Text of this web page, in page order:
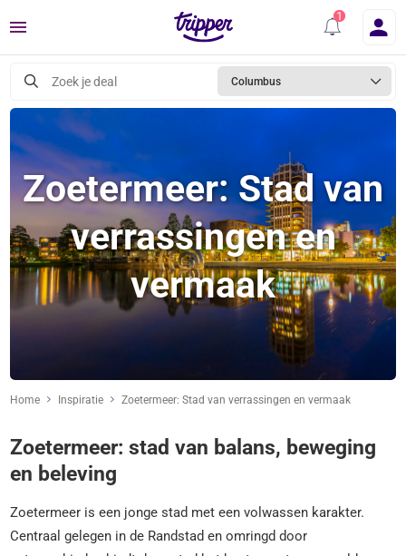
Menu
Zoek je deal Columbus
Zoetermeer: Stad van
verrassingen en
vermaak
Home Inspiratie Zoetermeer: Stad van verrassingen en vermaak
Zoetermeer: stad van balans, beweging
en beleving
Zoetermeer is een jonge stad met een volwassen karakter.
Centraal gelegen in de Randstad en omringd door